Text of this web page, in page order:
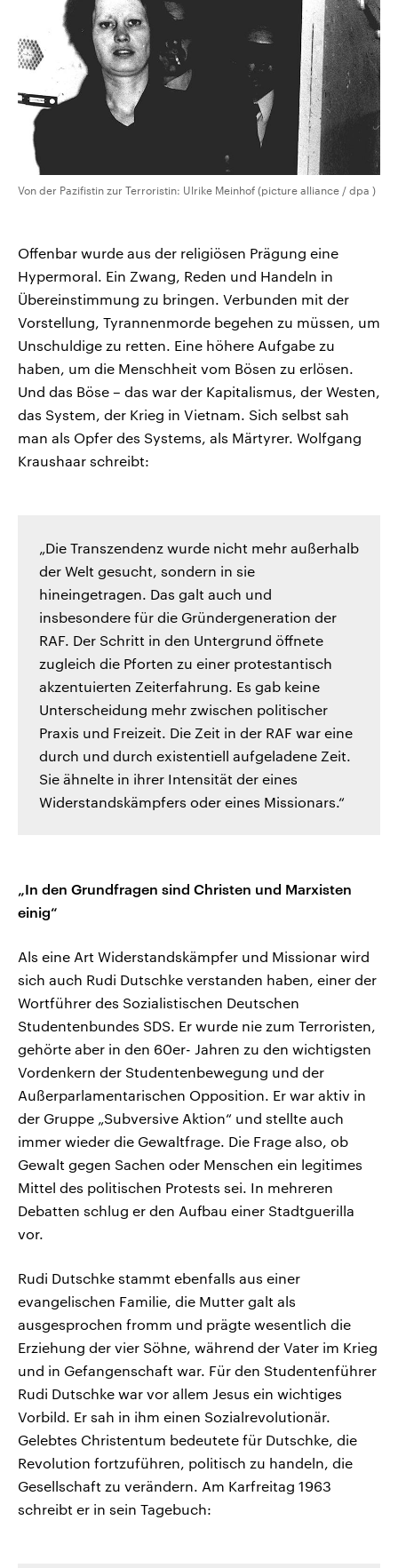
Von der Pazifistin zur Terroristin: Ulrike Meinhof (picture alliance / dpa )
Offenbar wurde aus der religiösen Prägung eine
Hypermoral. Ein Zwang, Reden und Handeln in
Übereinstimmung zu bringen. Verbunden mit der
Vorstellung, Tyrannenmorde begehen zu müssen, um
Unschuldige zu retten. Eine höhere Aufgabe zu
haben, um die Menschheit vom Bösen zu erlösen.
Und das Böse – das war der Kapitalismus, der Westen,
das System, der Krieg in Vietnam. Sich selbst sah
man als Opfer des Systems, als Märtyrer. Wolfgang
Kraushaar schreibt:
„Die Transzendenz wurde nicht mehr außerhalb
der Welt gesucht, sondern in sie
hineingetragen. Das galt auch und
insbesondere für die Gründergeneration der
RAF. Der Schritt in den Untergrund öffnete
zugleich die Pforten zu einer protestantisch
akzentuierten Zeiterfahrung. Es gab keine
Unterscheidung mehr zwischen politischer
Praxis und Freizeit. Die Zeit in der RAF war eine
durch und durch existentiell aufgeladene Zeit.
Sie ähnelte in ihrer Intensität der eines
Widerstandskämpfers oder eines Missionars.“
„In den Grundfragen sind Christen und Marxisten
einig“
Als eine Art Widerstandskämpfer und Missionar wird
sich auch Rudi Dutschke verstanden haben, einer der
Wortführer des Sozialistischen Deutschen
Studentenbundes SDS. Er wurde nie zum Terroristen,
gehörte aber in den 60er- Jahren zu den wichtigsten
Vordenkern der Studentenbewegung und der
Außerparlamentarischen Opposition. Er war aktiv in
der Gruppe „Subversive Aktion“ und stellte auch
immer wieder die Gewaltfrage. Die Frage also, ob
Gewalt gegen Sachen oder Menschen ein legitimes
Mittel des politischen Protests sei. In mehreren
Debatten schlug er den Aufbau einer Stadtguerilla
vor.
Rudi Dutschke stammt ebenfalls aus einer
evangelischen Familie, die Mutter galt als
ausgesprochen fromm und prägte wesentlich die
Erziehung der vier Söhne, während der Vater im Krieg
und in Gefangenschaft war. Für den Studentenführer
Rudi Dutschke war vor allem Jesus ein wichtiges
Vorbild. Er sah in ihm einen Sozialrevolutionär.
Gelebtes Christentum bedeutete für Dutschke, die
Revolution fortzuführen, politisch zu handeln, die
Gesellschaft zu verändern. Am Karfreitag 1963
schreibt er in sein Tagebuch: